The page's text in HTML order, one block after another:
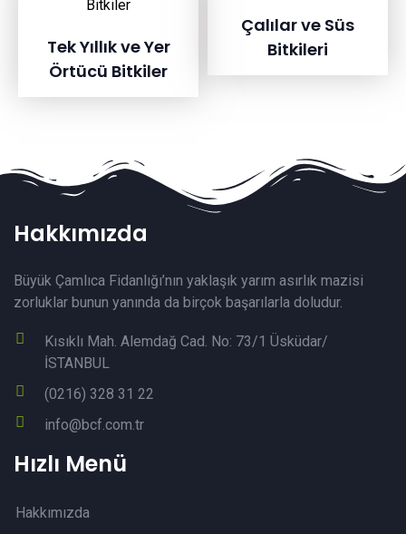
Tek Yıllık ve Yer
Örtücü Bitkiler
Çalılar ve Süs
Bitkileri
Hakkımızda
Büyük Çamlıca Fidanlığı’nın yaklaşık yarım asırlık mazisi
zorluklar bunun yanında da birçok başarılarla doludur.
Kısıklı Mah. Alemdağ Cad. No: 73/1 Üsküdar/
İSTANBUL
(0216) 328 31 22
info@bcf.com.tr
Hızlı Menü
Hakkımızda